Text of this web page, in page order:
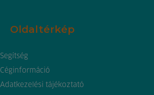
Oldaltérkép
Segítség
Céginformáció
Adatkezelési tájékoztató